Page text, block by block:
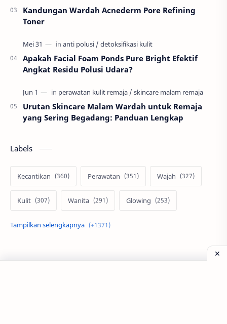
Kandungan Wardah Acnederm Pore Refining
Toner
Apakah Facial Foam Ponds Pure Bright Efektif
Angkat Residu Polusi Udara?
Urutan Skincare Malam Wardah untuk Remaja
yang Sering Begadang: Panduan Lengkap
Labels
Kecantikan Perawatan Wajah
Kulit Wanita Glowing
Skin Care Pria